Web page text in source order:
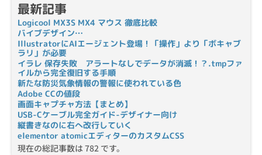
最新記事
Logicool MX3S MX4 マウス 徹底比較
バイブデザイン…
IllustratorにAIエージェント登場！「操作」より「ボキャブ
ラリ」が必要
イラレ 保存失敗 アラートなしでデータが消滅！？.tmpファ
イルから完全復旧する手順
新たな防災気象情報の警報に使われている色
Adobe CCの値段
画面キャプチャ方法【まとめ】
USB-Cケーブル完全ガイド-デザイナー向け
縦書きなのに右へ改行していく
elementor atomicエディターのカスタムCSS
現在の総記事数は 782 です。